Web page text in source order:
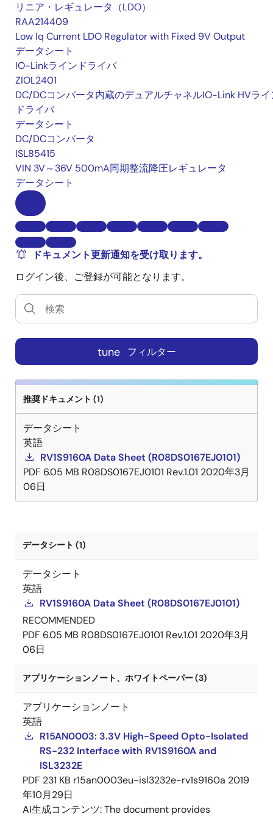
リニア・レギュレータ（LDO）
RAA214409
Low Iq Current LDO Regulator with Fixed 9V Output
データシート
IO-Linkラインドライバ
ZIOL2401
DC/DCコンバータ内蔵のデュアルチャネルIO-Link HVライ
ドライバ
データシート
DC/DCコンバータ
ISL85415
VIN 3V～36V 500mA同期整流降圧レギュレータ
データシート
ドキュメント更新通知を受け取ります。
ログイン後、ご登録が可能となります。
tune フィルター
推奨ドキュメント (1)
データシート
英語
RV1S9160A Data Sheet (R08DS0167EJ0101)
PDF 6.05 MB R08DS0167EJ0101 Rev.1.01 2020年3月
06日
データシート (1)
データシート
英語
RV1S9160A Data Sheet (R08DS0167EJ0101)
RECOMMENDED
PDF 6.05 MB R08DS0167EJ0101 Rev.1.01 2020年3月
06日
アプリケーションノート、ホワイトペーパー (3)
アプリケーションノート
英語
R15AN0003: 3.3V High-Speed Opto-Isolated
RS-232 Interface with RV1S9160A and
ISL3232E
PDF 231 KB r15an0003eu-isl3232e-rv1s9160a 2019
年10月29日
AI生成コンテンツ:The document provides